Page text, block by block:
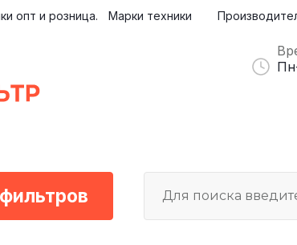
опт и розница. Марки техники